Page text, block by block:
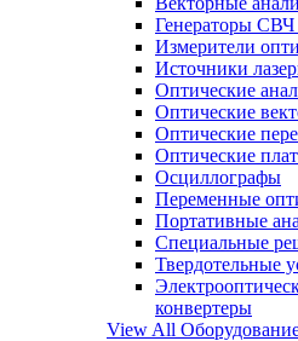
Генераторы СВЧ
Измерители
Источники
Оптические
Оптические
Оптические
Оптические
Осциллографы
Переменные
Портативные
Специальные
Твердотельные
конвертеры
View All